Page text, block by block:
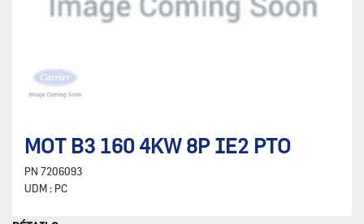
MOT B3 160 4KW 8P IE2 PTO
PN 7206093
UDM : PC